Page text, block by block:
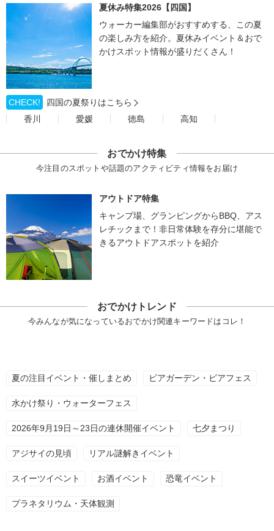
夏休み特集2026【四国】
ウォーカー編集部がおすすめする、この夏
の楽しみ方を紹介。夏休みイベント＆おで
かけスポット情報が盛りだくさん！
CHECK!
四国の夏祭りはこちら
香川
愛媛 徳島 高知
おでかけ特集
今注目のスポットや話題のアクティビティ情報をお届け
アウトドア特集
キャンプ場、グランピングからBBQ、アス
レチックまで！非日常体験を存分に堪能で
きるアウトドアスポットを紹介
おでかけトレンド
今みんなが気になっているおでかけ関連キーワードはコレ！
夏の注目イベント・催しまとめ ビアガーデン・ビアフェス
水かけ祭り・ウォーターフェス
2026年9月19日～23日の連休開催イベント 七夕まつり
アジサイの見頃 リアル謎解きイベント
スイーツイベント お酒イベント 恐竜イベント
プラネタリウム・天体観測